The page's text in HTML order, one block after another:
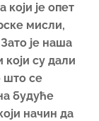
је опет
мисли,
је наша
су дали
што се
будуће
начин да